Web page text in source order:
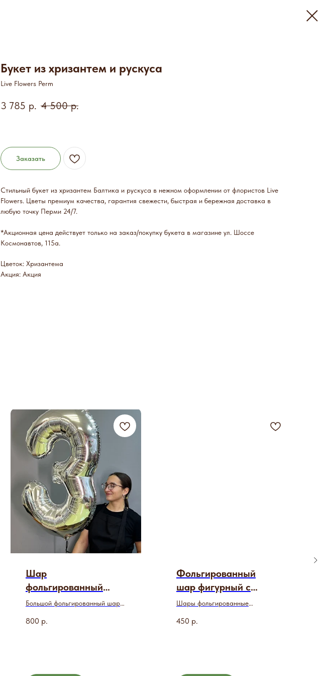
Букет из хризантем и рускуса
Live Flowers Perm
3 785 р. 4 500 р.
Заказать
Стильный букет из хризантем Балтика и рускуса в нежном оформлении от флористов Live
Flowers. Цветы премиум качества, гарантия свежести, быстрая и бережная доставка в
любую точку Перми 24/7.
*Акционная цена действует только на заказ/покупку букета в магазине ул. Шоссе
Космонавтов, 115а.
Цветок: Хризантема
Акция: Акция
Шар
фольгированный
цифра (86 см)
Большой фольгированный шар в
800 р.
Фольгированный
шар фигурный с
гелием
Шары фольгированные
и расцветках
450 р.